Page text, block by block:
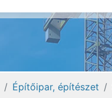
Építőipar, építészet